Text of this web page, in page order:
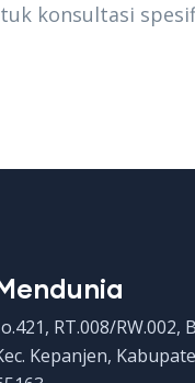
konsultasi
RT.008/RW.002,
Kepanjen,